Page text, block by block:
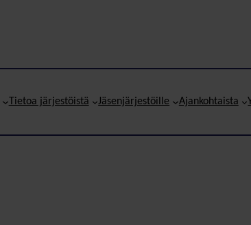
Tietoa järjestöistä Jäsenjärjestöille Ajankohtaista